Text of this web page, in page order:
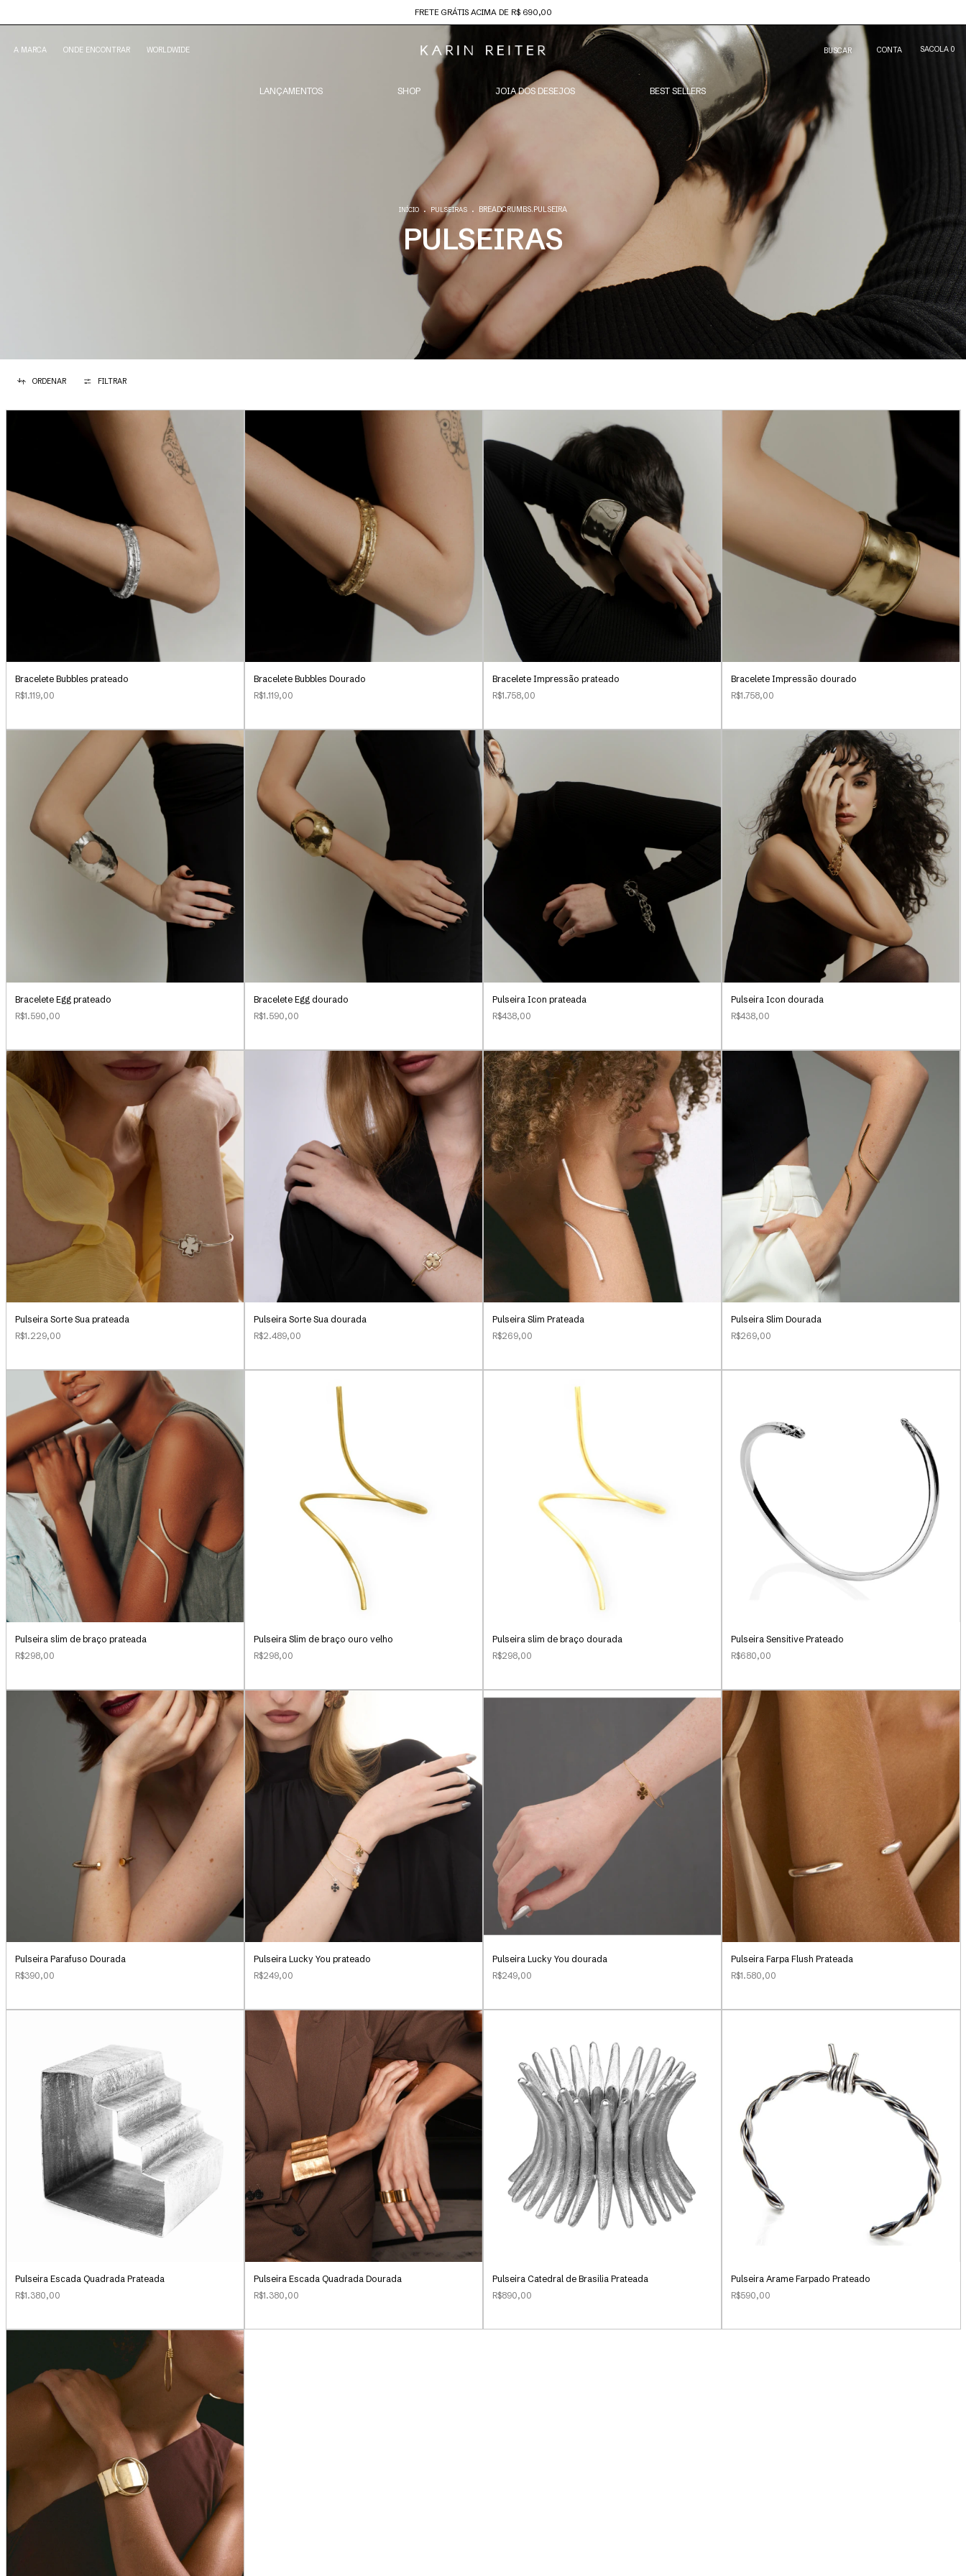
FRETE GRÁTIS ACIMA DE R$ 690,00
A MARCA ONDE ENCONTRAR WORLDWIDE BUSCAR CONTA SACOLA 0
LANÇAMENTOS SHOP JOIA DOS DESEJOS BEST SELLERS
INÍCIO . PULSEIRAS . BREADCRUMBS.PULSEIRA
PULSEIRAS
ORDENAR FILTRAR
Bracelete Bubbles prateado
R$1.119,00
Bracelete Bubbles Dourado
R$1.119,00
Bracelete Impressão prateado
R$1.758,00
Bracelete Impressão dourado
R$1.758,00
Bracelete Egg prateado
R$1.590,00
Bracelete Egg dourado
R$1.590,00
Pulseira Icon prateada
R$438,00
Pulseira Icon dourada
R$438,00
Pulseira Sorte Sua prateada
R$1.229,00
Pulseira Sorte Sua dourada
R$2.489,00
Pulseira Slim Prateada
R$269,00
Pulseira Slim Dourada
R$269,00
Pulseira slim de braço prateada
R$298,00
Pulseira Slim de braço ouro velho
R$298,00
Pulseira slim de braço dourada
R$298,00
Pulseira Sensitive Prateado
R$680,00
Pulseira Parafuso Dourada
R$390,00
Pulseira Lucky You prateado
R$249,00
Pulseira Lucky You dourada
R$249,00
Pulseira Farpa Flush Prateada
R$1.580,00
Pulseira Escada Quadrada Prateada
R$1.380,00
Pulseira Escada Quadrada Dourada
R$1.380,00
Pulseira Catedral de Brasilia Prateada
R$890,00
Pulseira Arame Farpado Prateado
R$590,00